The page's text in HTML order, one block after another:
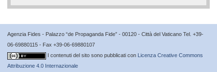
Agenzia Fides - Palazzo “de Propaganda Fide” - 00120 - Città del Vaticano Tel. +39-
06-69880115 - Fax +39-06-69880107
I contenuti del sito sono pubblicati con Licenza Creative Commons
Attribuzione 4.0 Internazionale